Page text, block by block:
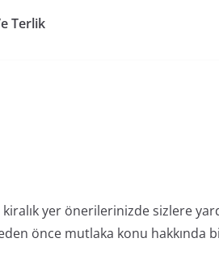
Terlik
yer önerilerinizde sizlere
önce mutlaka konu hakkında